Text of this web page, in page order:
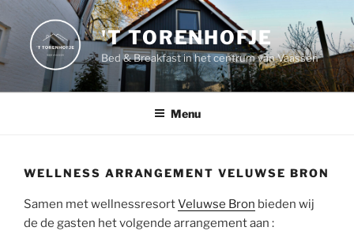
de
inhoud
springen
'T TORENHOFJE
Bed & Breakfast in het centrum van Vaassen
Menu
WELLNESS ARRANGEMENT VELUWSE BRON
Samen met wellnessresortVeluwse Bron bieden wij
de de gasten het volgende arrangement aan :